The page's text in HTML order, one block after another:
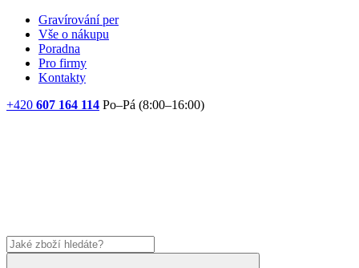
Gravírování per
Vše o nákupu
Poradna
Pro firmy
Kontakty
+420 607 164 114 Po–Pá (8:00–16:00)